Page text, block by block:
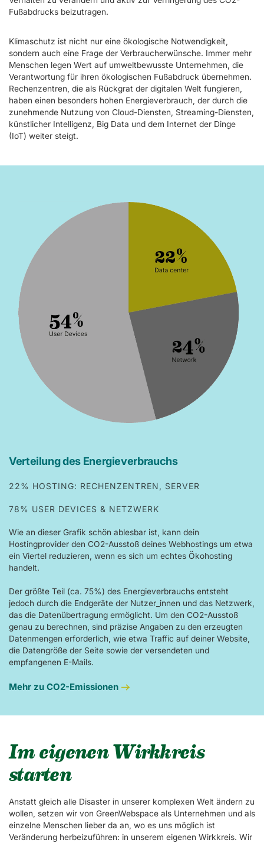
Fußabdrucks beizutragen.
Klimaschutz ist nicht nur eine ökologische Notwendigkeit,
sondern auch eine Frage der Verbraucherwünsche. Immer mehr
Menschen legen Wert auf umweltbewusste Unternehmen, die
Verantwortung für ihren ökologischen Fußabdruck übernehmen.
Rechenzentren, die als Rückgrat der digitalen Welt fungieren,
haben einen besonders hohen Energieverbrauch, der durch die
zunehmende Nutzung von Cloud-Diensten, Streaming-Diensten,
künstlicher Intelligenz, Big Data und dem Internet der Dinge
(IoT) weiter steigt.
Verteilung des Energieverbrauchs
22% HOSTING: RECHENZENTREN, SERVER
78% USER DEVICES & NETZWERK
Wie an dieser Grafik schön ablesbar ist, kann dein
Hostingprovider den CO2-Ausstoß deines Webhostings um etwa
ein Viertel reduzieren, wenn es sich um echtes Ökohosting
handelt.
Der größte Teil (ca. 75%) des Energieverbrauchs entsteht
jedoch durch die Endgeräte der Nutzer_innen und das Netzwerk,
das die Datenübertragung ermöglicht. Um den CO2-Ausstoß
genau zu berechnen, sind präzise Angaben zu den erzeugten
Datenmengen erforderlich, wie etwa Traffic auf deiner Website,
die Datengröße der Seite sowie der versendeten und
empfangenen E-Mails.
Mehr zu CO2-Emissionen
Im eigenen Wirkkreis
starten
Anstatt gleich alle Disaster in unserer komplexen Welt ändern zu
wollen, setzen wir von GreenWebspace als Unternehmen und als
einzelne Menschen lieber da an, wo es uns möglich ist
Veränderung herbeizuführen: in unserem eigenen Wirkkreis. Wir